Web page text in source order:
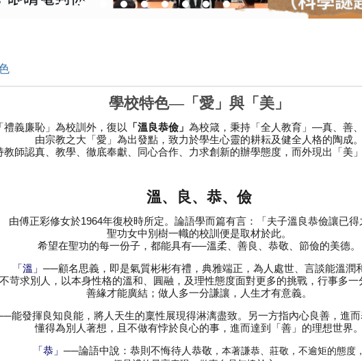
學校特色—「愛」與「美」
禮義廉恥」為校訓外，復以 「溫良恭儉」 為校箴，秉持「全人教育」—真、善
由宗教之大「愛」為出發點，致力於學生心靈的耕耘及健全人格的陶成。
教師認真、教學、徹底奉獻、同心合作、力求創新的辦學態度，而外現出「美」
溫、良、恭、儉
由傅正彩修女於1964年復校時所定。論語學而篇有言：「夫子溫良恭儉讓已得
聖功女中別樹一幟的校訓便是取材於此。
希望在聖功的每一份子，都能具有──溫柔、善良、恭敬、節儉的美德。
「溫」 ──顧名思義，即是氣質彬彬有禮，典雅端正，為人處世、言談能溫潤
不苛求別人，以本身性格的溫和、圓融，及理性態度面對更多的挑戰，行事多一
善緣才能廣結；做人多一分謙讓，人生才有意義。
能發揮良知良能，將人天生的稟性展現得淋漓盡致。另一方指內心良善，進而
懂得為別人著想，且不做有悖於良心的事，進而達到「善」的理想世界。
「恭」 ──論語中說：恭則不悔待人恭敬 ， 本著謙恭、莊敬，不逾矩的態度，